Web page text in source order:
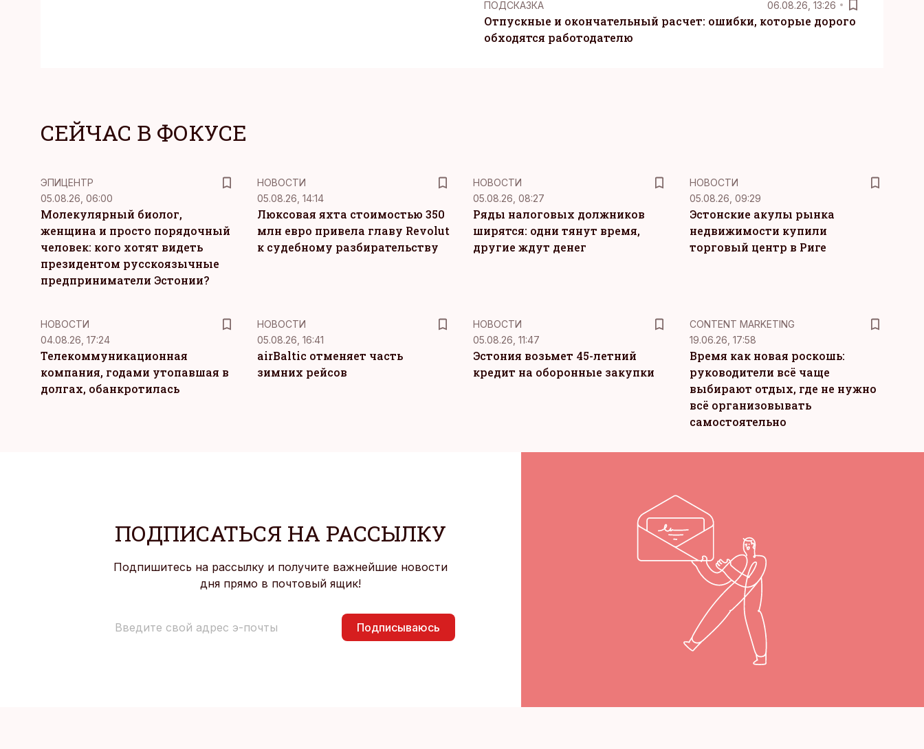
ПОДСКАЗКА 06.08.26, 13:26
Отпускные и окончательный расчет: ошибки, которые дорого
обходятся работодателю
СЕЙЧАС В ФОКУСЕ
ЭПИЦЕНТР
05.08.26, 06:00
Молекулярный биолог,
женщина и просто порядочный
человек: кого хотят видеть
президентом русскоязычные
предприниматели Эстонии?
НОВОСТИ
05.08.26, 14:14
Люксовая яхта стоимостью 350
млн евро привела главу Revolut
к судебному разбирательству
НОВОСТИ
05.08.26, 08:27
Ряды налоговых должников
ширятся: одни тянут время,
другие ждут денег
НОВОСТИ
05.08.26, 09:29
Эстонские акулы рынка
недвижимости купили
торговый центр в Риге
НОВОСТИ
04.08.26, 17:24
Телекоммуникационная
компания, годами утопавшая в
долгах, обанкротилась
НОВОСТИ
05.08.26, 16:41
airBaltic отменяет часть
зимних рейсов
НОВОСТИ
05.08.26, 11:47
Эстония возьмет 45-летний
кредит на оборонные закупки
KM
CONTENT MARKETING
19.06.26, 17:58
Время как новая роскошь:
руководители всё чаще
выбирают отдых, где не нужно
всё организовывать
самостоятельно
ПОДПИСАТЬСЯ НА РАССЫЛКУ
Подпишитесь на рассылку и получите важнейшие новости
дня прямо в почтовый ящик!
Подписываюсь